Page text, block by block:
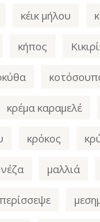
κέικ μήλου
κήπος
κρέμα καραμελέ
κρόκος
μαλλιά